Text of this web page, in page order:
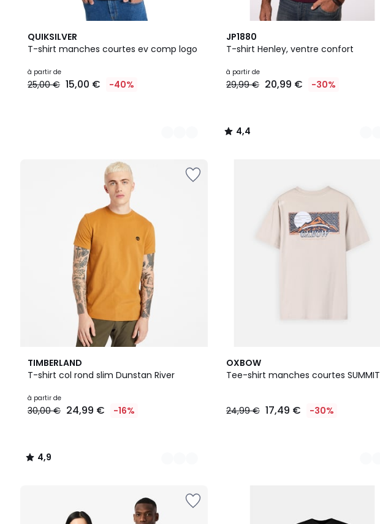
QUIKSILVER
T-shirt manches courtes ev comp logo
à partir de
25,00 € 15,00 € -40%
8
Couleurs
JP1880
T-shirt Henley, ventre confort
à partir de
29,99 € 20,99 € -30%
4,4
/ 5
9
Couleurs
4,4
/
TIMBERLAND
T-shirt col rond slim Dunstan River
à partir de
30,00 € 24,99 € -16%
4,9
/ 5
7
Couleurs
4,9
/
OXBOW
Tee-shirt manches courtes SUMMIT
24,99 € 17,49 € -30%
3
Couleurs